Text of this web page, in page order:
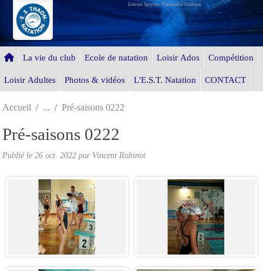
Entente Sportive Thaonnaise Natation
La vie du club Ecole de natation Loisir Ados Compétition
Loisir Adultes Photos & vidéos L'E.S.T. Natation CONTACT
Accueil Pré-saisons 0222
Pré-saisons 0222
Publié le 26 oct. 2022 par Vincent Robinot
Panneau de gestion des cookies